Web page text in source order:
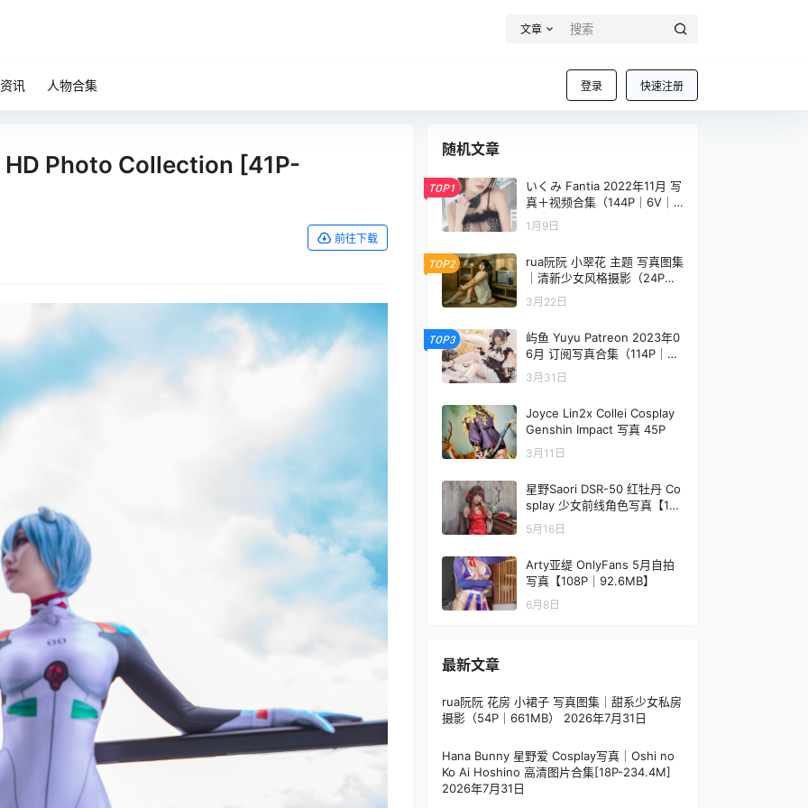
文章
登录 快速注册
讯 人物合集
Photo Collection [41P-
前往下载
随机文章
TOP1
いくみ Fantia 2022年11月 写
真＋视频合集（144P｜6V｜9
46MB）
1月9日
TOP2
rua阮阮 小翠花 主题 写真图集
｜清新少女风格摄影（24P｜3
18MB）
3月22日
TOP3
屿鱼 Yuyu Patreon 2023年0
6月 订阅写真合集（114P｜21
2MB）
3月31日
Joyce Lin2x Collei Cosplay
Genshin Impact 写真 45P
3月11日
星野Saori DSR-50 红牡丹 Co
splay 少女前线角色写真【10P
-136MB】
5月16日
Arty亚缇 OnlyFans 5月自拍
写真【108P｜92.6MB】
6月8日
最新文章
rua阮阮 花房 小裙子 写真图集｜甜系少女私房
摄影（54P｜661MB）
2026年7月31日
Hana Bunny 星野爱 Cosplay写真｜Oshi no
Ko Ai Hoshino 高清图片合集[18P-234.4M]
2026年7月31日